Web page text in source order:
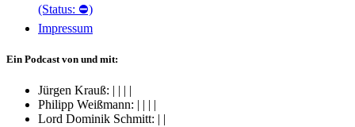
(Status: ⛔)
Impressum
Ein Podcast von und mit:
Jürgen Krauß: | | | |
Philipp Weißmann: | | | |
Lord Dominik Schmitt: | |